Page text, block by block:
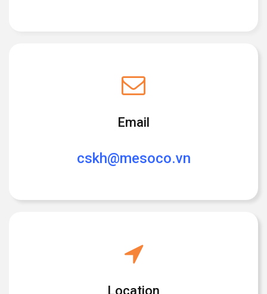
Email
cskh@mesoco.vn
Location